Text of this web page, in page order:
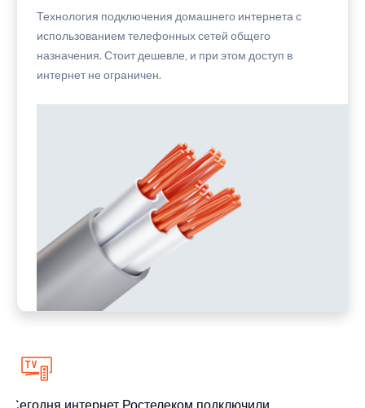
Технология подключения домашнего интернета с
использованием телефонных сетей общего
назначения. Стоит дешевле, и при этом доступ в
интернет не ограничен.